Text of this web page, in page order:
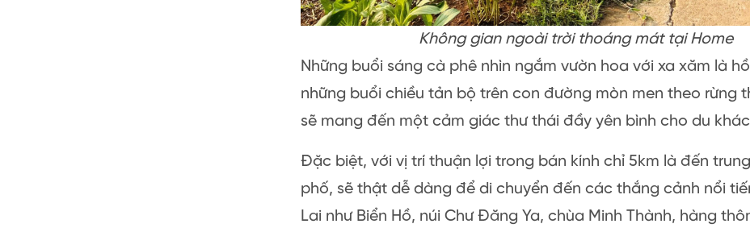
Không gian ngoài trời thoáng mát tại Home
Những buổi sáng cà phê nhìn ngắm vườn hoa với xa xăm là
những buổi chiều tản bộ trên con đường mòn men theo rừng
sẽ mang đến một cảm giác thư thái đầy yên bình cho du
Đặc biệt, với vị trí thuận lợi trong bán kính chỉ 5km là đến
phố, sẽ thật dễ dàng để di chuyển đến các thắng cảnh nổi
Lai như Biển Hồ, núi Chư Đăng Ya, chùa Minh Thành, hàng